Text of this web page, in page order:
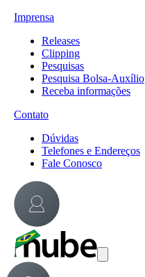
Imprensa
Releases
Clipping
Pesquisas
Pesquisa Bolsa-Auxílio
Receba informações
Contato
Dúvidas
Telefones e Endereços
Fale Conosco